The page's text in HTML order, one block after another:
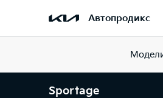
Автопродикс
Sportage